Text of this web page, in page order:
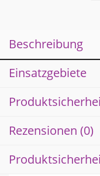
ml
Menge
Beschreibung
Einsatzgebiete
Rezensionen (0)